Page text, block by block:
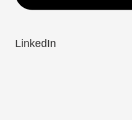
LinkedIn